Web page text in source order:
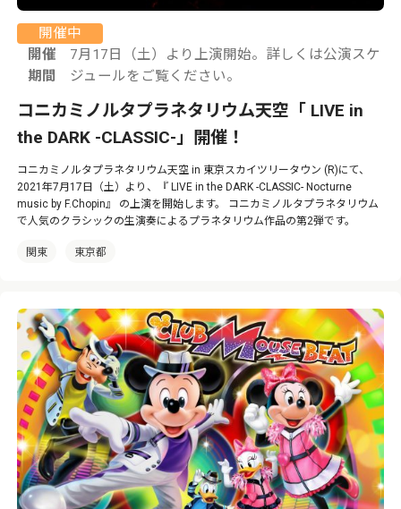
開催中
開催
期間
7月17日（土）より上演開始。詳しくは公演スケ
ジュールをご覧ください。
コニカミノルタプラネタリウム天空「 LIVE in
the DARK -CLASSIC-」開催！
コニカミノルタプラネタリウム天空 in 東京スカイツリータウン (R)にて、
2021年7月17日（土）より、『 LIVE in the DARK -CLASSIC- Nocturne
music by F.Chopin』 の上演を開始します。 コニカミノルタプラネタリウム
で人気のクラシックの生演奏によるプラネタリウム作品の第2弾です。
関東 東京都